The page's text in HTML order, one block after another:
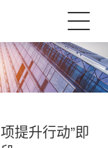
提升行动”即